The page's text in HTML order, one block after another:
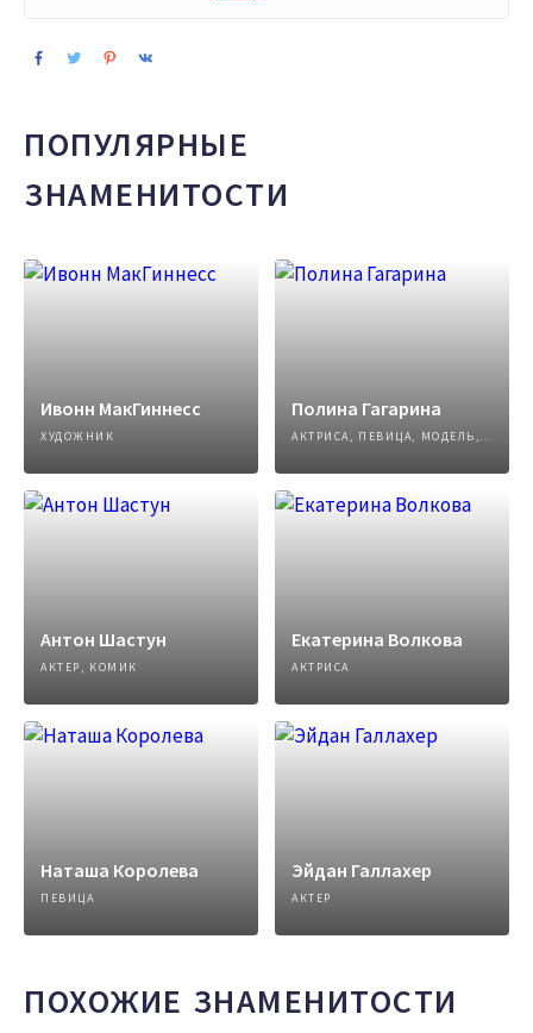
ПОПУЛЯРНЫЕ
ЗНАМЕНИТОСТИ
Ивонн МакГиннесс
ХУДОЖНИК
Полина Гагарина
АКТРИСА, ПЕВИЦА, МОДЕЛЬ, АВТОР ПЕСЕН
Антон Шастун
АКТЕР, КОМИК
Екатерина Волкова
АКТРИСА
Наташа Королева
ПЕВИЦА
Эйдан Галлахер
АКТЕР
ПОХОЖИЕ ЗНАМЕНИТОСТИ